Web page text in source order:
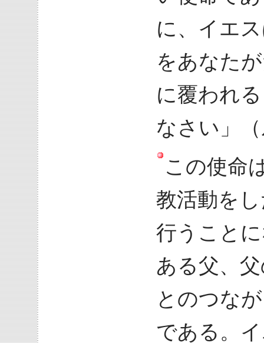
に、イエ
をあなた
に覆われ
なさい」
この使命
教活動を
行うこと
ある父、
とのつな
である。